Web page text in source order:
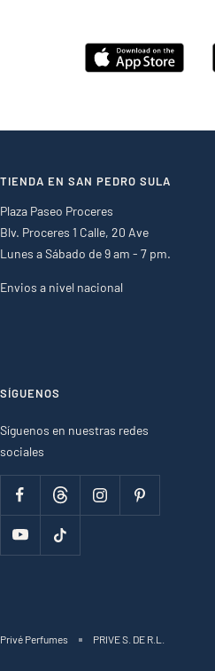
TIENDA EN SAN PEDRO SULA
Plaza Paseo Proceres
Blv. Proceres 1 Calle, 20 Ave
Lunes a Sábado de 9 am - 7 pm.
Envios a nivel nacional
SÍGUENOS
Síguenos en nuestras redes
sociales
Privé Perfumes PRIVE S. DE R.L.